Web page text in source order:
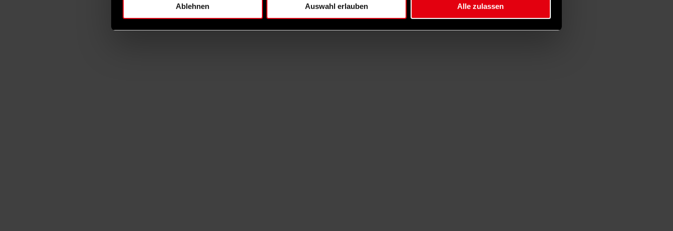
Ablehnen Auswahl erlauben Alle zulassen